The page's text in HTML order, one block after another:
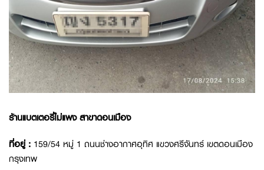
ร้านแบตเตอรี่ไม่แพง สาขาดอนเมือง
ที่อยู่ : 159/54 หมู่ 1 ถนนช่างอากาศอุทิศ แขวงศรีจันทร์ เขตดอนเมือง
กรุงเทพ